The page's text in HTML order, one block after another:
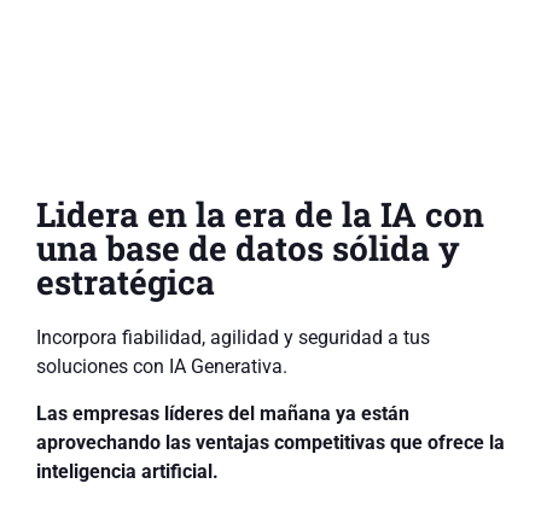
Lidera en la era de la IA con
una base de datos sólida y
estratégica
Incorpora fiabilidad, agilidad y seguridad a tus
soluciones con IA Generativa.
Las empresas líderes del mañana ya están
aprovechando las ventajas competitivas que ofrece la
inteligencia artificial.